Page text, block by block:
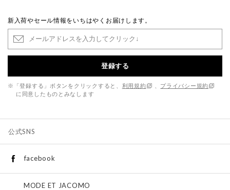
新入荷やセール情報をいちはやくお届けします。
登録する
※「登録する」ボタンをクリックすると、 利用規約
プライバシー規約
に同意したものとみなします
公式SNS
facebook
MODE ET JACOMO